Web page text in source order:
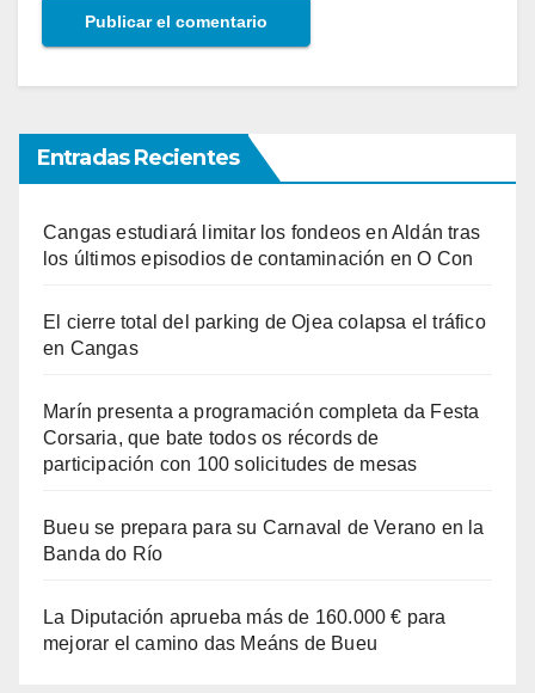
Entradas Recientes
Cangas estudiará limitar los fondeos en Aldán tras
los últimos episodios de contaminación en O Con
El cierre total del parking de Ojea colapsa el tráfico
en Cangas
Marín presenta a programación completa da Festa
Corsaria, que bate todos os récords de
participación con 100 solicitudes de mesas
Bueu se prepara para su Carnaval de Verano en la
Banda do Río
La Diputación aprueba más de 160.000 € para
mejorar el camino das Meáns de Bueu